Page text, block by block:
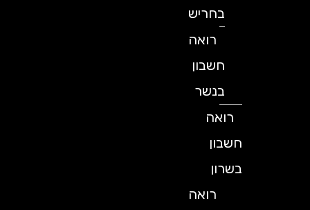
בחריש
רואה
חשבון
בנשר
רואה
חשבון
בשרון
רואה